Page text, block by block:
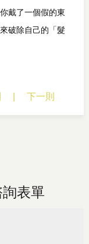
戴了一個假的東
破除自己的「髮
|下一則
表單